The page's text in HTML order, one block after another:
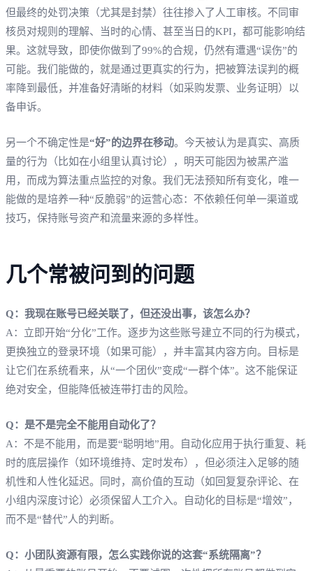
但最终的处罚决策（尤其是封禁）往往掺入了人工审核。不同审
核员对规则的理解、当时的心情、甚至当日的KPI，都可能影响结
果。这就导致，即使你做到了99%的合规，仍然有遭遇“误伤”的
可能。我们能做的，就是通过更真实的行为，把被算法误判的概
率降到最低，并准备好清晰的材料（如采购发票、业务证明）以
备申诉。
另一个不确定性是“好”的边界在移动。今天被认为是真实、高质
量的行为（比如在小组里认真讨论），明天可能因为被黑产滥
用，而成为算法重点监控的对象。我们无法预知所有变化，唯一
能做的是培养一种“反脆弱”的运营心态：不依赖任何单一渠道或
技巧，保持账号资产和流量来源的多样性。
几个常被问到的问题
Q：我现在账号已经关联了，但还没出事，该怎么办？
A：立即开始“分化”工作。逐步为这些账号建立不同的行为模式，
更换独立的登录环境（如果可能），并丰富其内容方向。目标是
让它们在系统看来，从“一个团伙”变成“一群个体”。这不能保证
绝对安全，但能降低被连带打击的风险。
Q：是不是完全不能用自动化了？
A：不是不能用，而是要“聪明地”用。自动化应用于执行重复、耗
时的底层操作（如环境维持、定时发布），但必须注入足够的随
机性和人性化延迟。同时，高价值的互动（如回复复杂评论、在
小组内深度讨论）必须保留人工介入。自动化的目标是“增效”，
而不是“替代”人的判断。
Q：小团队资源有限，怎么实践你说的这套“系统隔离”？